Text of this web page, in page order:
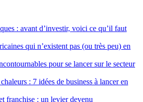
: avant d’investir, voici ce qu’il faut
qui n’existent pas (ou très peu) en
pour se lancer sur le secteur
: 7 idées de business à lancer en
franchise : un levier devenu